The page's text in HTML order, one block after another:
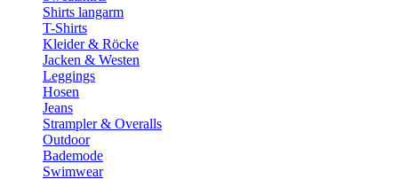
Shirts langarm
T-Shirts
Kleider & Röcke
Jacken & Westen
Leggings
Hosen
Jeans
Strampler & Overalls
Outdoor
Bademode
Swimwear